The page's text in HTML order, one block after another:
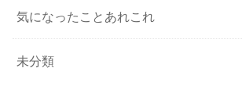
気になったことあれこれ
未分類